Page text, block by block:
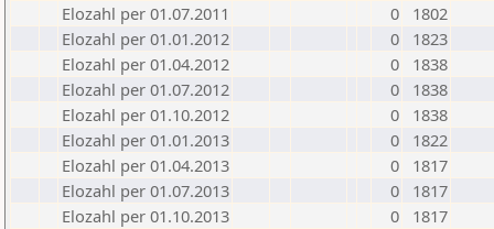
Elozahl per 01.07.2011
0
1802
Elozahl per 01.01.2012
0
1823
Elozahl per 01.04.2012
0
1838
Elozahl per 01.07.2012
0
1838
Elozahl per 01.10.2012
0
1838
Elozahl per 01.01.2013
0
1822
Elozahl per 01.04.2013
0
1817
Elozahl per 01.07.2013
0
1817
Elozahl per 01.10.2013
0
1817